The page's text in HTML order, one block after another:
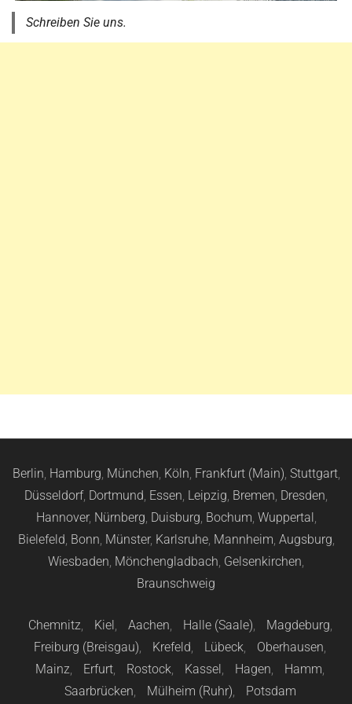
Schreiben Sie uns.
Berlin, Hamburg, München, Köln, Frankfurt (Main), Stuttgart,
Düsseldorf, Dortmund, Essen, Leipzig, Bremen, Dresden,
Hannover, Nürnberg, Duisburg, Bochum, Wuppertal,
Bielefeld, Bonn, Münster, Karlsruhe, Mannheim, Augsburg,
Wiesbaden, Mönchengladbach, Gelsenkirchen,
Braunschweig
Chemnitz, Kiel, Aachen, Halle (Saale), Magdeburg,
Freiburg (Breisgau), Krefeld, Lübeck, Oberhausen,
Mainz, Erfurt, Rostock, Kassel, Hagen, Hamm,
Saarbrücken, Mülheim (Ruhr), Potsdam